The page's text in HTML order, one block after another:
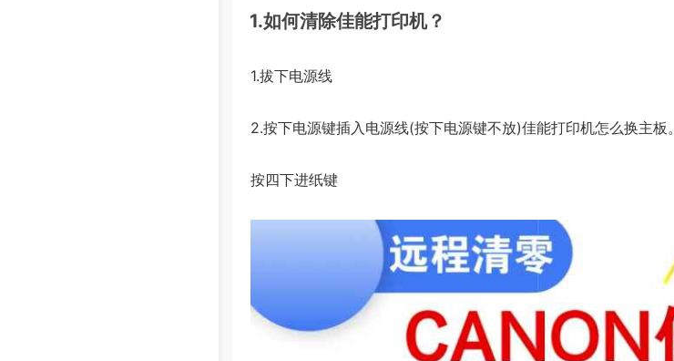
1.如何清除佳能打印机？
1.拔下电源线
2.按下电源键插入电源线(按下电源键不放)佳能打印机怎么换主板。
按四下进纸键